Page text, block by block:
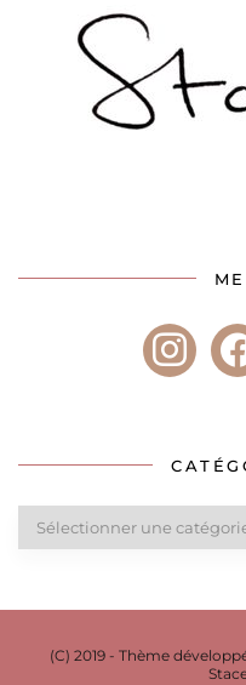
instagram
Catégories
blog
(C) 2019 - Thème